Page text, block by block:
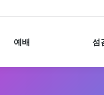
예배 섬
예배 섬김